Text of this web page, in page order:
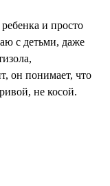
и просто
с детьми, даже
он понимает, что
не косой.